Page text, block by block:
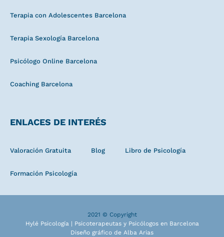
Terapia con Adolescentes Barcelona
Terapia Sexología Barcelona
Psicólogo Online Barcelona
Coaching Barcelona
ENLACES DE INTERÉS
Valoración Gratuita Blog Libro de Psicología
Formación Psicología
2021 © Copyright
Hylé Psicología | Psicoterapeutas y Psicólogos en Barcelona
Diseño gráfico de Alba Arias